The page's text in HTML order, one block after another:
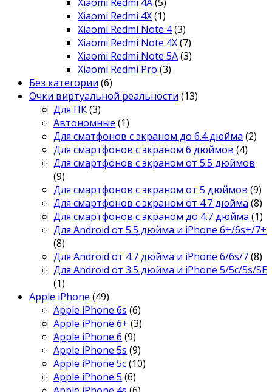
Xiaomi Redmi 4X(1)
Xiaomi Redmi Note 4(3)
Xiaomi Redmi Note 4X(7)
Xiaomi Redmi Note 5A(3)
Xiaomi Redmi Pro (3)
Без категории (6)
Очки виртуальной реальности (13)
Для ПК(3)
Автономные (1)
Для сматфонов с экраном до 6.4 дюйма (2)
Для смартфонов с экраном 6 дюймов (4)
Для смартфонов с экраном от 5.5 дюймов
(9)
Для смартфонов с экраном от 5 дюймов (9)
Для смартфонов с экраном от 4.7 дюйма (8)
Для смартфонов с экраном до 4.7 дюйма (1)
Для Android от 5.5 дюйма и iPhone 6+/6s+/7+
(8)
Для Android от 4.7 дюйма и iPhone 6/6s/7(8)
Для Android от 3.5 дюйма и iPhone 5/5c/5s/SE
(1)
Apple iPhone (49)
Apple iPhone 6s (6)
Apple iPhone 6+ (3)
Apple iPhone 6 (9)
Apple iPhone 5s (9)
Apple iPhone 5c(10)
Apple iPhone 5 (6)